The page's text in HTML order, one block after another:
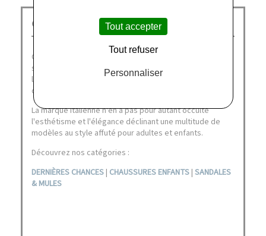
GEOX Corbeil :
Geox doit son succès international à ses chaussures aux
semelles innovantes et brevetées qui laissent respirer
le pied tout en restant imperméables, garantissant un
confort de chausse optimal.
La marque italienne n'en a pas pour autant occulté
l'esthétisme et l'élégance déclinant une multitude de
modèles au style affuté pour adultes et enfants.
Découvrez nos catégories :
DERNIÈRES CHANCES | CHAUSSURES ENFANTS | SANDALES
& MULES
Tout accepter
Tout refuser
Personnaliser